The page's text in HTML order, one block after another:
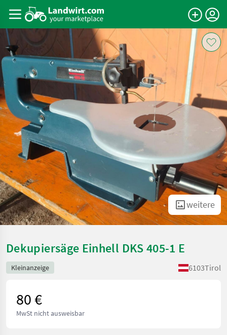
weitere
Dekupiersäge Einhell DKS 405-1 E
Kleinanzeige 6103Tirol
80 €
MwSt nicht ausweisbar